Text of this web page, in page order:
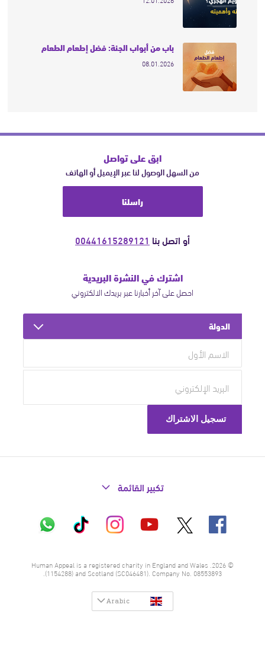
باب من أبواب الجنة: فضل إطعام الطعام
08.01.2026
ابق على تواصل
من السهل الوصول لنا عبر الإيميل أو الهاتف
راسلنا
أو اتصل بنا 00441615289121
اشترك في النشرة البريدية
احصل على آخر أخبارنا عبر بريدك الالكتروني
الدولة
تكبير القائمة
فيسبوك يوتيوب إنستاغرام تيك
توك
واتساب
© 2026. Human Appeal is a registered charity in England and Wales
(1154288) and Scotland (SC046481). Company No. 08553893.
Arabic